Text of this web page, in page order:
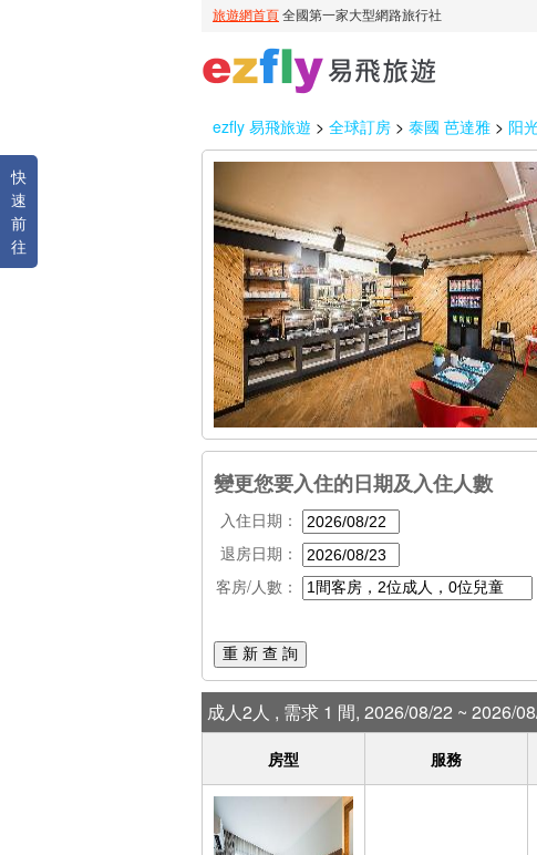
ezfly 易飛旅遊 > 全球訂房 > 泰國 芭達雅 > 阳
快
速
前
往
變更您要入住的日期及入住人數
入住日期：
退房日期：
客房/人數：
重 新 查 詢
成人2人 , 需求 1 間, 2026/08/22 ~ 2026/
房型 服務